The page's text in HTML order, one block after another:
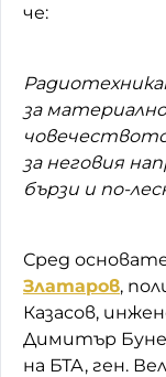
че:
за
за неговия
бързи и по-
Сред
Златаров,
Казасов,
Димитър
на БТА, ген.